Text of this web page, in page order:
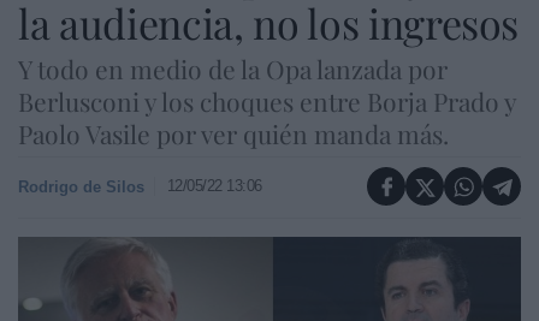
la audiencia, no los ingresos
Y todo en medio de la Opa lanzada por
Berlusconi y los choques entre Borja Prado y
Paolo Vasile por ver quién manda más.
Rodrigo de Silos 12/05/22 13:06